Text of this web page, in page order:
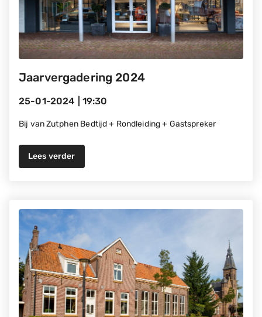
Jaarvergadering 2024
25-01-2024 19:30
Bij van Zutphen Bedtijd + Rondleiding + Gastspreker
Lees verder